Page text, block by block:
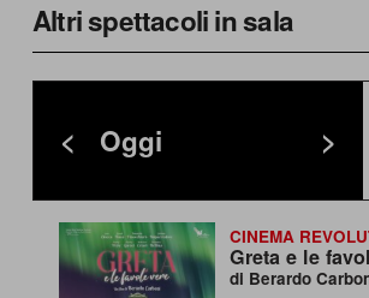
Altri spettacoli in sala
< Oggi >
CINEMA
Greta e le
di Berardo